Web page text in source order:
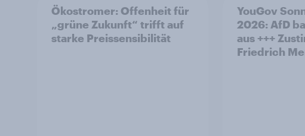
Ökostromer: Offenheit für
„grüne Zukunft“ trifft auf
starke Preissensibilität
YouGov
2026: AfD
aus +++
Friedrich